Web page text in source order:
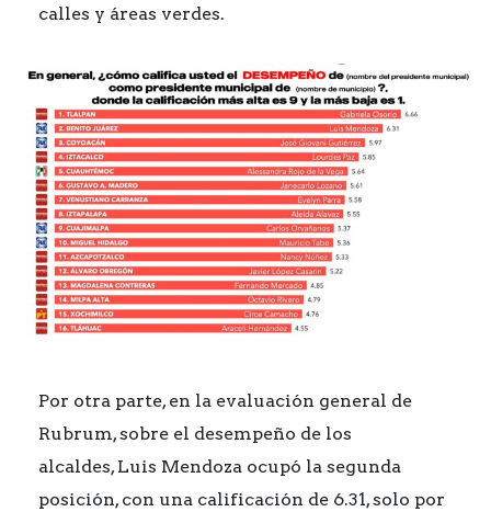
calles y áreas verdes.
Por otra parte, en la evaluación general de
Rubrum, sobre el desempeño de los
alcaldes, Luis Mendoza ocupó la segunda
posición, con una calificación de 6.31, solo por